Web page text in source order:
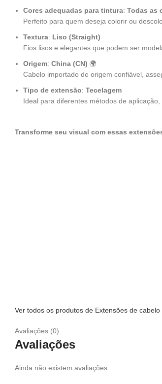
Cores adequadas para tintura: Todas as
Perfeito para quem deseja colorir ou
Textura: Liso (Straight)
Fios lisos e elegantes que podem ser
Origem: China (CN) 🌍
Cabelo importado de origem confiável,
Tipo de extensão: Tecelagem
Ideal para diferentes métodos de
Transforme seu visual com essas
Ver todos os produtos de Extensões de cabelo
Avaliações (0)
Avaliações
Ainda não existem avaliações.